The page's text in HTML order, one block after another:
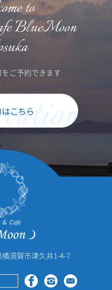
to
BlueMoon
ご予約できます
横須賀市津久井1-4-7